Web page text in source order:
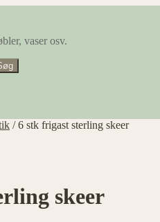
vaser osv.
/6 stk frigast sterling skeer
skeer